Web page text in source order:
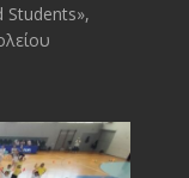
Students»,